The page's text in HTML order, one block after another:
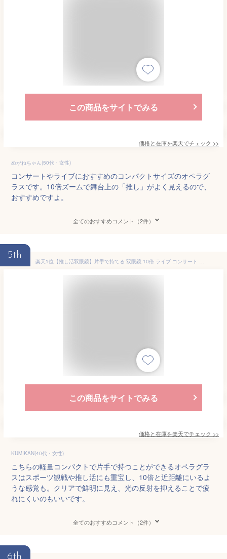
この商品をサイトでみる
価格と在庫を楽天でチェック >>
めがねちゃん(50代・女性)
コンサートやライブにおすすめのコンパクトサイズのオペラグ
ラスです。10倍ズームで舞台上の「推し」がよく見えるので、
おすすめですよ。
全てのおすすめコメント（2件）
5th
楽天1位【推し活双眼鏡】片手で持てる 双眼鏡 10倍 ライブ コンサート オペラグラス ドーム 推し活 推し活グッズ スポーツ観戦 運動会 舞台鑑賞 双眼鏡 おすすめ 人気 軽量 野球観戦 軽い コンパクト Personal-α 双眼鏡 観劇 双眼鏡
この商品をサイトでみる
価格と在庫を楽天でチェック >>
KUMIKAN(40代・女性)
こちらの軽量コンパクトで片手で持つことができるオペラグラ
スはスポーツ観戦や推し活にも重宝し、10倍と近距離にいるよ
うな感覚も。クリアで鮮明に見え、光の反射を抑えることで疲
れにくいのもいいです。
全てのおすすめコメント（2件）
6th